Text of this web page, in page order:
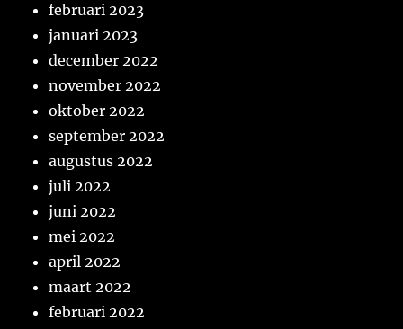
februari 2023
januari 2023
december 2022
november 2022
oktober 2022
september 2022
augustus 2022
juli 2022
juni 2022
mei 2022
april 2022
maart 2022
februari 2022